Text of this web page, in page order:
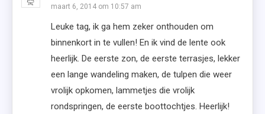
maart 6, 2014 om 10:57 am
Leuke tag, ik ga hem zeker onthouden om
binnenkort in te vullen! En ik vind de lente ook
heerlijk. De eerste zon, de eerste terrasjes, lekker
een lange wandeling maken, de tulpen die weer
vrolijk opkomen, lammetjes die vrolijk
rondspringen, de eerste boottochtjes. Heerlijk!